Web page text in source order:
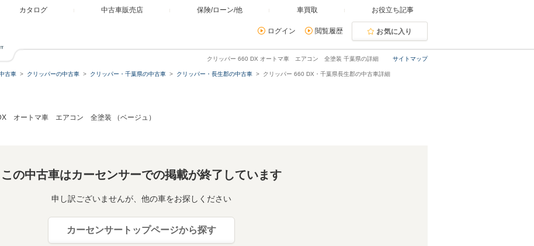
カタログ 中古車販売店 保険/ローン/他 車買取 お役立ち記事
ログイン 閲覧履歴 お気に入り
サイトマップ
クリッパー 660 DX オートマ車 エアコン 全塗装 千葉県の詳細
古車 クリッパーの中古車 クリッパー・千葉県の中古車 クリッパー・長生郡の中古車 クリッパー 660 DX・千葉県長生郡の中古車詳細
オートマ車 エアコン 全塗装 （ベージュ）
この中古車はカーセンサーでの掲載が終了しています
申し訳ございませんが、他の車をお探しください
カーセンサートップページから探す